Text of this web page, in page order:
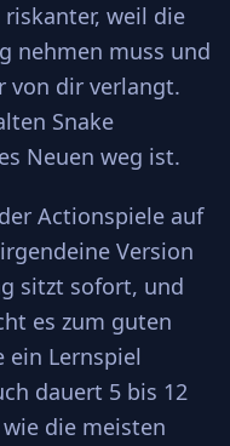
weil die
nehmen muss und
von dir verlangt.
Snake
Neuen weg ist.
Actionspiele auf
Version
sitzt sofort, und
es zum guten
ein Lernspiel
dauert 5 bis 12
die meisten